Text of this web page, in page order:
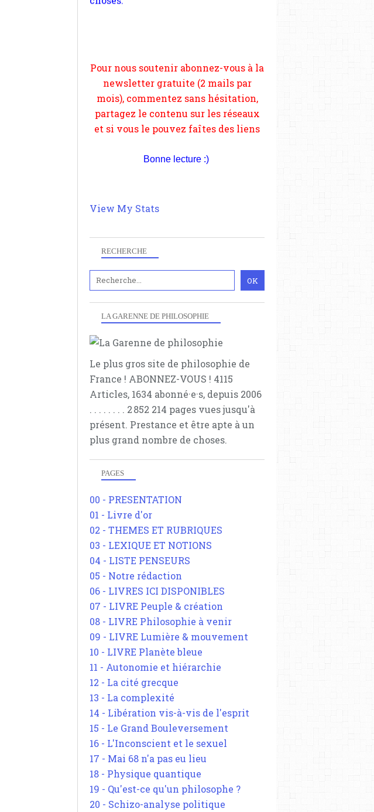
RECHERCHE
LA GARENNE DE PHILOSOPHIE
Le plus gros site de philosophie de
France ! ABONNEZ-VOUS ! 4115
Articles, 1634 abonné·e·s, depuis 2006
. . . . . . . . 2 852 214 pages vues jusqu'à
présent. Prestance et être apte à un
plus grand nombre de choses.
PAGES
00 - PRESENTATION
01 - Livre d'or
02 - THEMES ET RUBRIQUES
03 - LEXIQUE ET NOTIONS
04 - LISTE PENSEURS
05 - Notre rédaction
06 - LIVRES ICI DISPONIBLES
07 - LIVRE Peuple & création
08 - LIVRE Philosophie à venir
09 - LIVRE Lumière & mouvement
10 - LIVRE Planète bleue
11 - Autonomie et hiérarchie
12 - La cité grecque
13 - La complexité
14 - Libération vis-à-vis de l'esprit
15 - Le Grand Bouleversement
16 - L'Inconscient et le sexuel
17 - Mai 68 n'a pas eu lieu
18 - Physique quantique
19 - Qu'est-ce qu'un philosophe ?
20 - Schizo-analyse politique
partagez le contenu sur les réseaux
et si vous le pouvez faîtes des liens
depuis votre site.
Bonne lecture :)
View My Stats